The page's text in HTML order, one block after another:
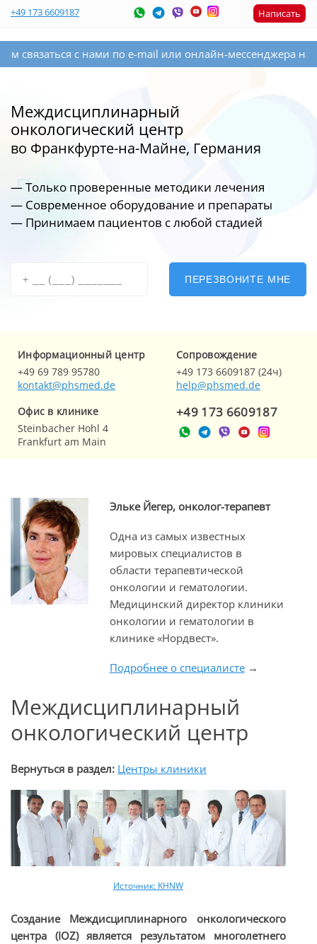
+49 173 6609187 Написать
с нами по e-mail или онлайн-мессенджера на
Междисциплинарный
онкологический центр
во Франкфурте-на-Майне, Германия
— Только проверенные методики лечения
— Современное оборудование и препараты
— Принимаем пациентов с любой стадией
ПЕРЕЗВОНИТЕ МНЕ
Информационный центр
+49 69 789 95780
kontakt@phsmed.de
Cопровождение
+49 173 6609187 (24ч)
help@phsmed.de
Офис в клинике
Steinbacher Hohl 4
Frankfurt am Main
+49 173 6609187
Эльке Йегер, онколог-терапевт
Одна из самых известных
мировых специалистов в
области терапевтической
онкологии и гематологии.
Медицинский директор клиники
онкологии и гематологии в
клинике «Нордвест».
Подробнее о специалисте→
Междисциплинарный
онкологический центр
Вернуться в раздел: Центры клиники
Источник: KHNW
Создание Междисциплинарного онкологического
центра (IOZ) является результатом многолетнего